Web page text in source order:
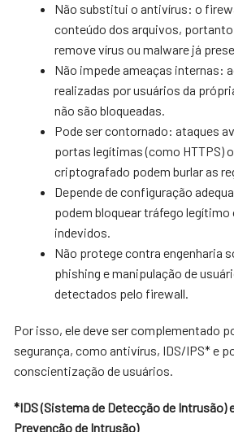
Não substitui o antivírus: o
conteúdo dos arquivos,
remove vírus ou malware já
Não impede ameaças internas:
realizadas por usuários da
não são bloqueadas.
Pode ser contornado: ataques
portas legítimas (como HTTPS)
criptografado podem burlar as
Depende de configuração
podem bloquear tráfego legítimo
indevidos.
Não protege contra engenharia
phishing e manipulação de
detectados pelo firewall.
Por isso, ele deve ser complementado
segurança, como antivírus, IDS/IPS* e
conscientização de usuários.
*IDS (Sistema de Detecção de Intrusão)
Prevenção de Intrusão)